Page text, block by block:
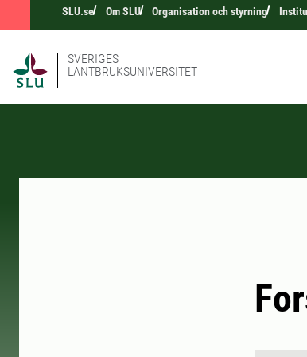
SLU.se Om SLU Organisation och styrning
SVERIGES
LANTBRUKSUNIVERSITET